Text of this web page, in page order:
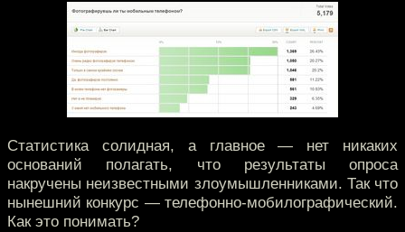
Статистика солидная, а главное — нет никаких
оснований полагать, что результаты опроса
накручены неизвестными злоумышленниками. Так что
нынешний конкурс — телефонно-мобилографический.
Как это понимать?